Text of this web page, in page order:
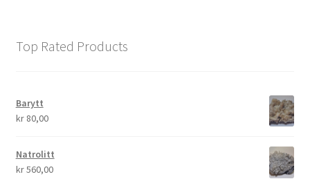
Top Rated Products
Barytt
kr80,00
Natrolitt
kr560,00